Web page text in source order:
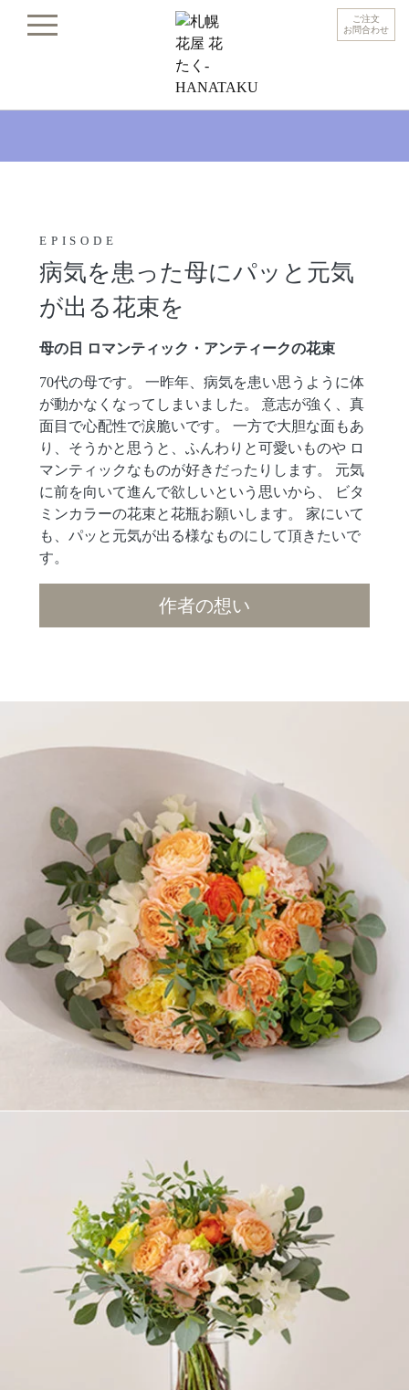
ご注文
お問合わせ
EPISODE
病気を患った母にパッと元気
が出る花束を
母の日 ロマンティック・アンティークの花束
70代の母です。 一昨年、病気を患い思うように体
が動かなくなってしまいました。 意志が強く、真
面目で心配性で涙脆いです。 一方で大胆な面もあ
り、そうかと思うと、ふんわりと可愛いものや ロ
マンティックなものが好きだったりします。 元気
に前を向いて進んで欲しいという思いから、 ビタ
ミンカラーの花束と花瓶お願いします。 家にいて
も、パッと元気が出る様なものにして頂きたいで
す。
作者の想い